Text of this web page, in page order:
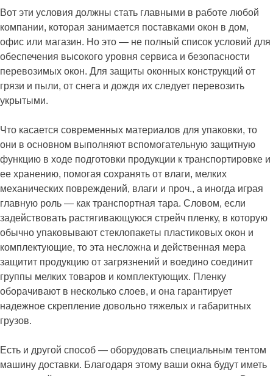
Вот эти условия должны стать главными в работе любой
компании, которая занимается поставками окон в дом,
офис или магазин. Но это — не полный список условий для
обеспечения высокого уровня сервиса и безопасности
перевозимых окон. Для защиты оконных конструкций от
грязи и пыли, от снега и дождя их следует перевозить
укрытыми.
Что касается современных материалов для упаковки, то
они в основном выполняют вспомогательную защитную
функцию в ходе подготовки продукции к транспортировке и
ее хранению, помогая сохранять от влаги, мелких
механических повреждений, влаги и проч., а иногда играя
главную роль — как транспортная тара. Словом, если
задействовать растягивающуюся стрейч пленку, в которую
обычно упаковывают стеклопакеты пластиковых окон и
комплектующие, то эта несложна и действенная мера
защитит продукцию от загрязнений и воедино соединит
группы мелких товаров и комплектующих. Пленку
оборачивают в несколько слоев, и она гарантирует
надежное скрепление довольно тяжелых и габаритных
грузов.
Есть и другой способ — оборудовать специальным тентом
машину доставки. Благодаря этому ваши окна будут иметь